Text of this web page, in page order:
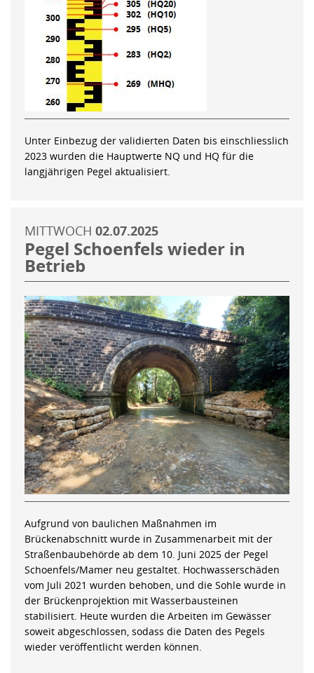
Unter Einbezug der validierten Daten bis einschliesslich
2023 wurden die Hauptwerte NQ und HQ für die
langjährigen Pegel aktualisiert.
MITTWOCH 02.07.2025
Pegel Schoenfels wieder in
Betrieb
Aufgrund von baulichen Maßnahmen im
Brückenabschnitt wurde in Zusammenarbeit mit der
Straßenbaubehörde ab dem 10. Juni 2025 der Pegel
Schoenfels/Mamer neu gestaltet. Hochwasserschäden
vom Juli 2021 wurden behoben, und die Sohle wurde in
der Brückenprojektion mit Wasserbausteinen
stabilisiert. Heute wurden die Arbeiten im Gewässer
soweit abgeschlossen, sodass die Daten des Pegels
wieder veröffentlicht werden können.